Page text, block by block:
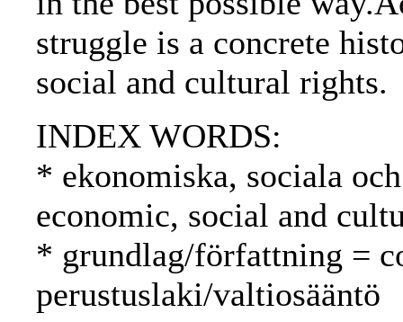
struggle is a concrete
social and cultural rights.
INDEX WORDS:
* ekonomiska, sociala
economic, social and
* grundlag/författning =
perustuslaki/valtiosääntö